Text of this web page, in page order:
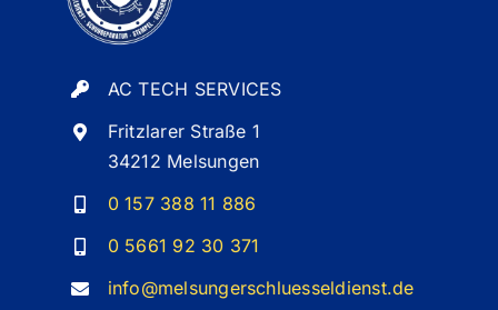
AC TECH SERVICES
Fritzlarer Straße 1
34212 Melsungen
0 157 388 11 886
0 5661 92 30 371
info@melsungerschluesseldienst.de